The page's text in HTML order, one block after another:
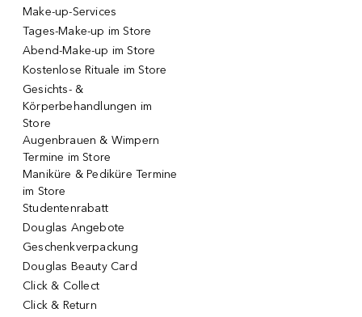
Make-up-Services
Tages-Make-up im Store
Abend-Make-up im Store
Kostenlose Rituale im Store
Gesichts- &
Körperbehandlungen im
Store
Augenbrauen & Wimpern
Termine im Store
Maniküre & Pediküre Termine
im Store
Studentenrabatt
Douglas Angebote
Geschenkverpackung
Douglas Beauty Card
Click & Collect
Click & Return